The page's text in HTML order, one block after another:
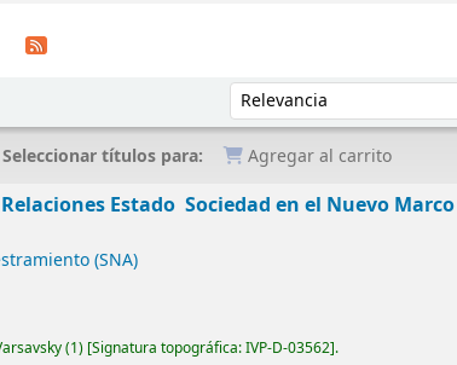
Ordenar por:
Seleccionar títulos para: Agregar al carrito
Estado  Sociedad en el Nuevo
(SNA)
(1) Signatura topográfica:IVP-D-03562 .